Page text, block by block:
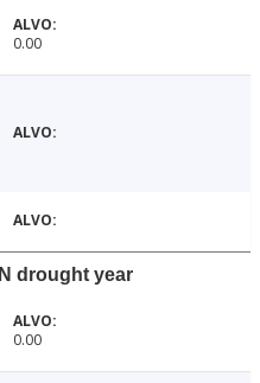
0.00
drought year
0.00